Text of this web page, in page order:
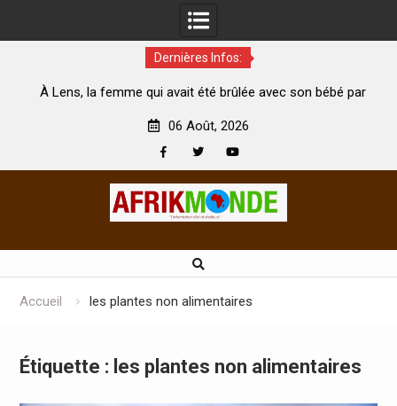
Dernières Infos:
À Lens, la femme qui avait été brûlée avec son bébé par
06 Août, 2026
Accueil les plantes non alimentaires
Étiquette : les plantes non alimentaires